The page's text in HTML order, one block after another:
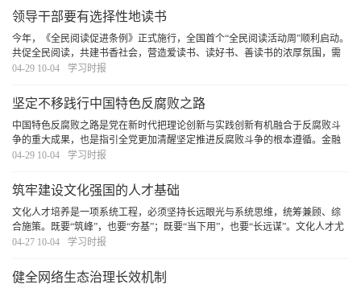
领导干部要有选择性地读书
今年，《全民阅读促进条例》正式施行，全国首个“全民阅读活动周”顺利启动。
共促全民阅读，共建书香社会，营造爱读书、读好书、善读书的浓厚氛围，需
要领导干部率先垂范，既要在“爱读书”“善读书”上下功夫，更要在“读好书”上见
04-29 10-04 学习时报
坚定不移践行中国特色反腐败之路
中国特色反腐败之路是党在新时代把理论创新与实践创新有机融合于反腐败斗
争的重大成果，也是指引全党更加清醒坚定推进反腐败斗争的根本遵循。金融
是深化整治腐败的重点领域，必须坚定不移践行中国特色反腐败之路，打好金
04-29 10-04 学习时报
筑牢建设文化强国的人才基础
文化人才培养是一项系统工程，必须坚持长远眼光与系统思维，统筹兼顾、综
合施策。既要“筑峰”，也要“夯基”；既要“当下用”，也要“长远谋”。文化人才尤
其是文艺人才的成长有其自身规律和特点，必须深刻洞察当前人才队伍呈现的
04-27 10-04 学习时报
健全网络生态治理长效机制